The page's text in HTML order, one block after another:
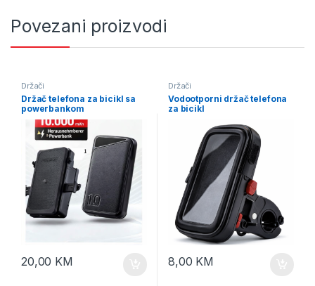
Povezani proizvodi
Držači
Držač telefona za bicikl sa
powerbankom
20,00 KM
Držači
Vodootporni držač telefona
za bicikl
8,00 KM